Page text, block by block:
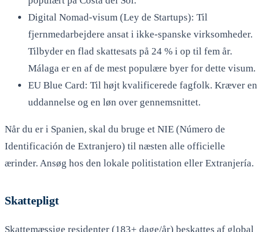
Digital Nomad-visum (Ley de Startups): Til
fjernmedarbejdere ansat i ikke-spanske virksomheder.
Tilbyder en flad skattesats på 24 % i op til fem år.
Málaga er en af de mest populære byer for dette visum.
EU Blue Card: Til højt kvalificerede fagfolk. Kræver en
uddannelse og en løn over gennemsnittet.
Når du er i Spanien, skal du bruge et NIE (Número de
Identificación de Extranjero) til næsten alle officielle
ærinder. Ansøg hos den lokale politistation eller Extranjería.
Skattepligt
Skattemæssige residenter (183+ dage/år) beskattes af global